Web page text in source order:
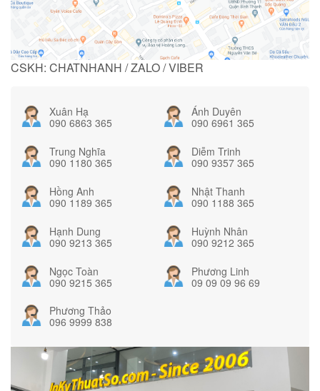
CSKH: CHATNHANH / ZALO / VIBER
Xuân Hạ
090 6863 365
Ánh Duyên
090 6961 365
Trung Nghĩa
090 1180 365
Diễm Trinh
090 9357 365
Hồng Anh
090 1189 365
Nhật Thanh
090 1188 365
Hạnh Dung
090 9213 365
Huỳnh Nhân
090 9212 365
Ngọc Toàn
090 9215 365
Phương Linh
09 09 09 96 69
Phương Thảo
096 9999 838